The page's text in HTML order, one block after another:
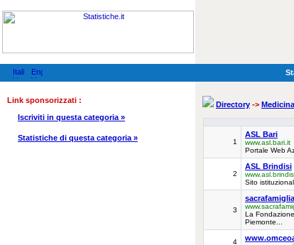
Link sponsorizzati :
Iscriviti in questa categoria »
Statistiche di questa categoria »
Directory ->
1
ASL Bari
www.asl.bari.it
Portale Web
2
ASL Brindisi
Sito
3
La
Piemonte...
4